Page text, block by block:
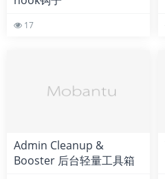
程 17
Admin Cleanup &
Booster 后台轻量工具箱